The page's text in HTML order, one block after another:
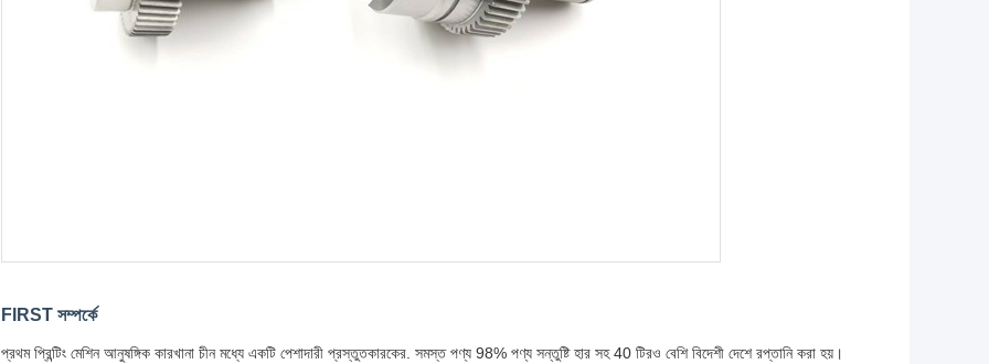
FIRST সম্পর্কে
প্রথম প্রিন্টিং মেশিন আনুষঙ্গিক কারখানা চীন মধ্যে একটি পেশাদারী প্রস্তুতকারকের. সমস্ত পণ্য 98% পণ্য সন্তুষ্টি হার সহ 40 টিরও বেশি বিদেশী দেশে রপ্তানি করা হয়।